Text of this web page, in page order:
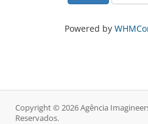
Powered by
Copyright © 2026 Agência
Reservados.